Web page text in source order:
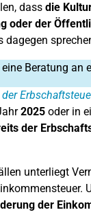
dass die
oder der
dagegen
Beratung an
2025oder in
der
unterliegt
der